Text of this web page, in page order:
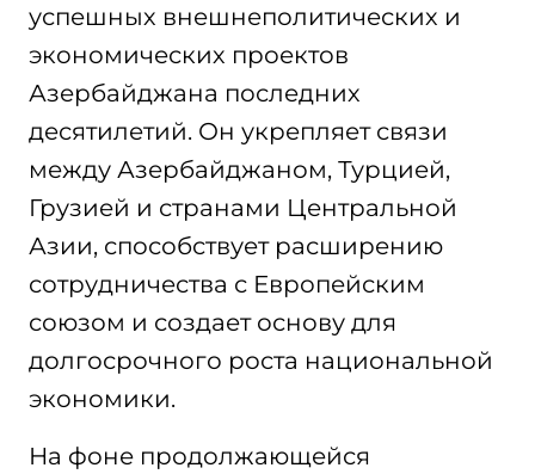
успешных внешнеполитических и
экономических проектов
Азербайджана последних
десятилетий. Он укрепляет связи
между Азербайджаном, Турцией,
Грузией и странами Центральной
Азии, способствует расширению
сотрудничества с Европейским
союзом и создает основу для
долгосрочного роста национальной
экономики.
На фоне продолжающейся